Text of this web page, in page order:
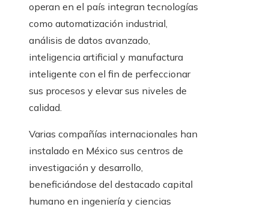
operan en el país integran tecnologías
como automatización industrial,
análisis de datos avanzado,
inteligencia artificial y manufactura
inteligente con el fin de perfeccionar
sus procesos y elevar sus niveles de
calidad.
Varias compañías internacionales han
instalado en México sus centros de
investigación y desarrollo,
beneficiándose del destacado capital
humano en ingeniería y ciencias